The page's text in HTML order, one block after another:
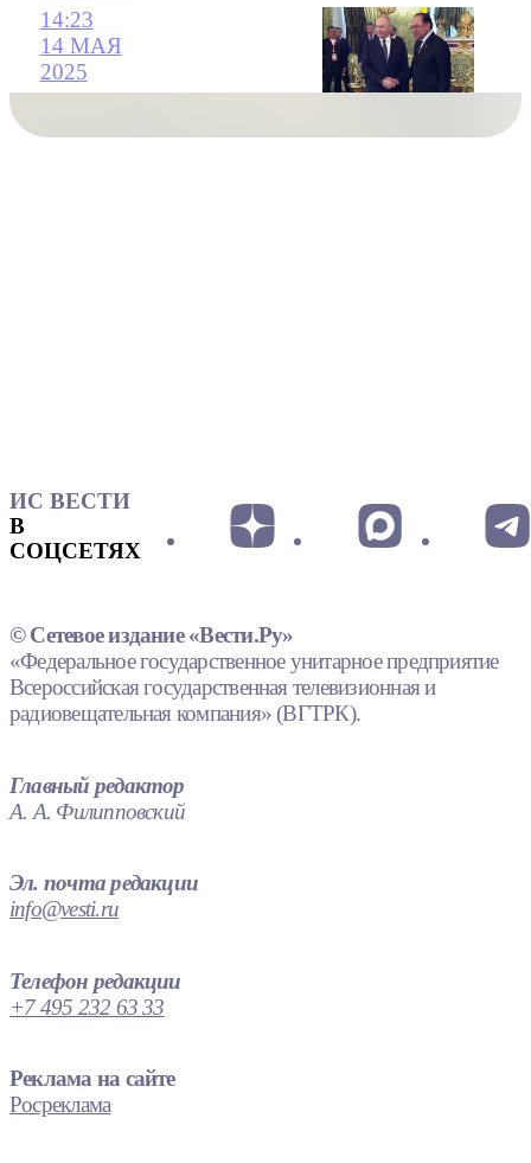
14:23
14 МАЯ
2025
ИС ВЕСТИ
В
СОЦСЕТЯХ
© Сетевое издание «Вести.Ру»
«Федеральное государственное унитарное предприятие
Всероссийская государственная телевизионная и
радиовещательная компания» (ВГТРК).
Главный редактор
А. А. Филипповский
Эл. почта редакции
info@vesti.ru
Телефон редакции
+7 495 232 63 33
Реклама на сайте
Росреклама